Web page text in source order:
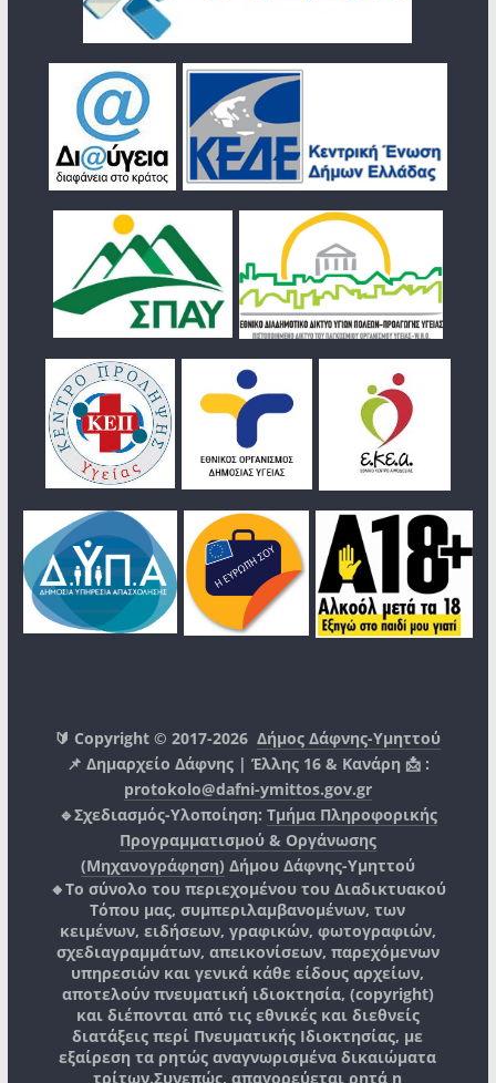
🔰 Copyright © 2017-2026Δήμος Δάφνης-Υμηττού
📌 Δημαρχείο Δάφνης | Έλλης 16 & Κανάρη 📩 :
protokolo@dafni-ymittos.gov.gr
🔹Σχεδιασμός-Υλοποίηση: Τμήμα Πληροφορικής
Προγραμματισμού & Οργάνωσης
(Μηχανογράφηση) Δήμου Δάφνης-Υμηττού
🔸Το σύνολο του περιεχομένου του Διαδικτυακού
Τόπου μας, συμπεριλαμβανομένων, των
κειμένων, ειδήσεων, γραφικών, φωτογραφιών,
σχεδιαγραμμάτων, απεικονίσεων, παρεχόμενων
υπηρεσιών και γενικά κάθε είδους αρχείων,
αποτελούν πνευματική ιδιοκτησία, (copyright)
και διέπονται από τις εθνικές και διεθνείς
διατάξεις περί Πνευματικής Ιδιοκτησίας, με
εξαίρεση τα ρητώς αναγνωρισμένα δικαιώματα
τρίτων.Συνεπώς, απαγορεύεται ρητά η